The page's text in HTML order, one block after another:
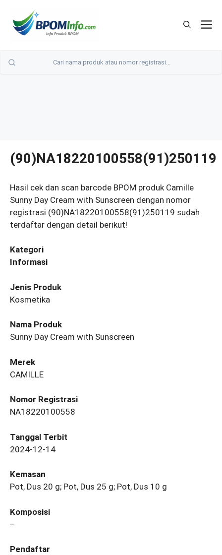
(90)NA18220100558(91)250119
Hasil cek dan scan barcode BPOM produk Camille
Sunny Day Cream with Sunscreen dengan nomor
registrasi (90)NA18220100558(91)250119 sudah
terdaftar dengan detail berikut!
Kategori
Informasi
Jenis Produk
Kosmetika
Nama Produk
Sunny Day Cream with Sunscreen
Merek
CAMILLE
Nomor Registrasi
NA18220100558
Tanggal Terbit
2024-12-14
Kemasan
Pot, Dus 20 g; Pot, Dus 25 g; Pot, Dus 10 g
Komposisi
–
Pendaftar